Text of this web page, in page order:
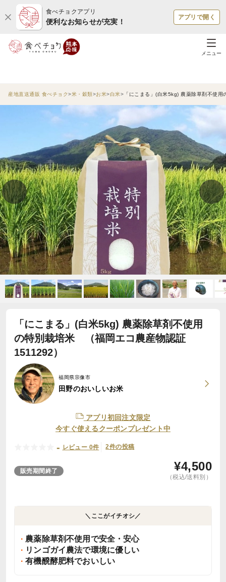
食べチョクアプリ
便利なお知らせが充実！
アプリで開く
メニュー
産地直送通販 食べチョク 米・穀類 お米 白米 「にこまる」(白米5kg) 農薬除草剤不使
「にこまる」(白米5kg) 農薬除草剤不使用
の特別栽培米 （福岡エコ農産物認証
1511292）
福岡県宗像市
田野のおいしいお米
アプリ初回注文限定
今すぐ使えるクーポンプレゼント中
- レビュー 0件 2件の投稿
販売期間終了 ¥4,500
（税込/送料別）
＼ここがイチオシ／
農薬除草剤不使用で安全・安心
リンゴガイ農法で環境に優しい
有機醗酵肥料でおいしい